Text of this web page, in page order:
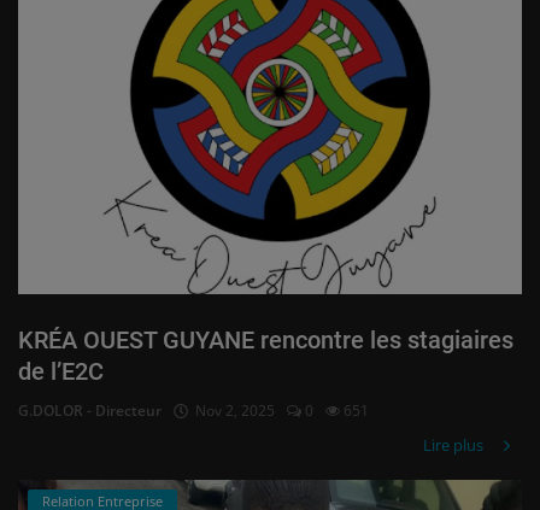
KRÉA OUEST GUYANE rencontre les stagiaires
de l’E2C
G.DOLOR - Directeur Nov 2, 2025 0 651
Lire plus
Relation Entreprise